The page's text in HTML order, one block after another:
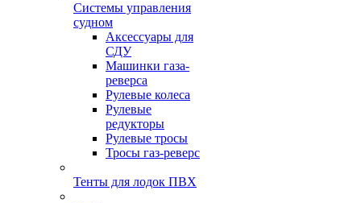
Системы управления
судном
Аксессуары для
СДУ
Машинки газа-
реверса
Рулевые колеса
Рулевые
редукторы
Рулевые тросы
Тросы газ-реверс
Тенты для лодок ПВХ